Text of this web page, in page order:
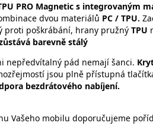
PRO Magnetic s integrovaným
dvou materiálů PC / TPU.
proti poškrábání, hrany pružný TPU
barevně stálý
nepředvítalný pád nemají šanci.
jsou plně přístupná
bezdrátového nabíjení.
Vašeho mobilu doporučujeme